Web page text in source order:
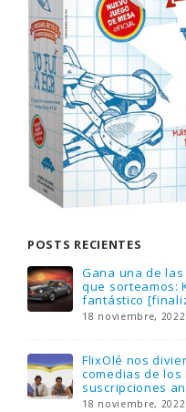
POSTS RECIENTES
Gana una de las
que sorteamos:
fantástico
18 noviembre, 2022
FlixOlé nos
comedias de los
suscripciones
18 noviembre, 2022